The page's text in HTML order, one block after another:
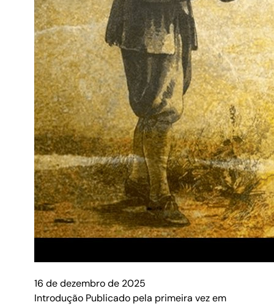
16 de dezembro de 2025
Introdução Publicado pela primeira vez em